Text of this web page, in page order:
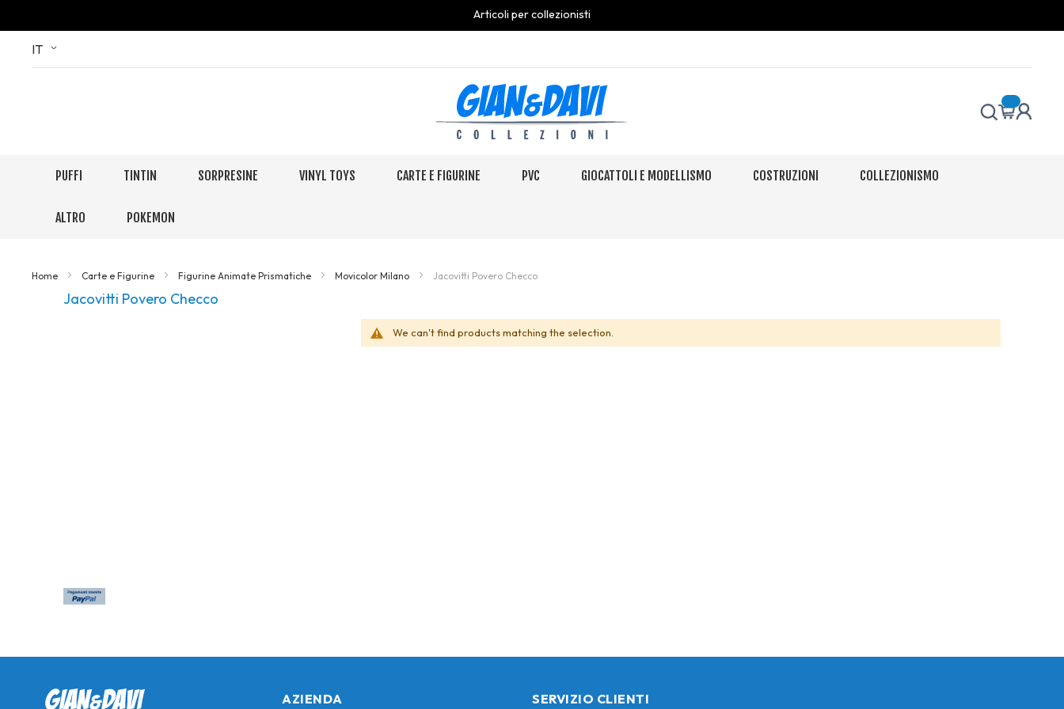
Articoli per collezionisti
Skip
Language
IT
PUFFI TINTIN SORPRESINE VINYL TOYS CARTE E FIGURINE PVC GIOCATTOLI E MODELLISMO COSTRUZIONI COLLEZIONISMO
ALTRO POKEMON
Home Carte e Figurine Figurine Animate Prismatiche Movicolor Milano Jacovitti Povero Checco
Jacovitti Povero Checco
We can't find products matching the selection.
AZIENDA SERVIZIO CLIENTI